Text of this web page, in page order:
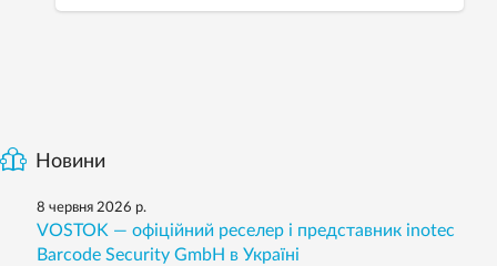
Новини
8 червня 2026 р.
VOSTOK — офіційний реселер і представник inotec
Barcode Security GmbH в Україні